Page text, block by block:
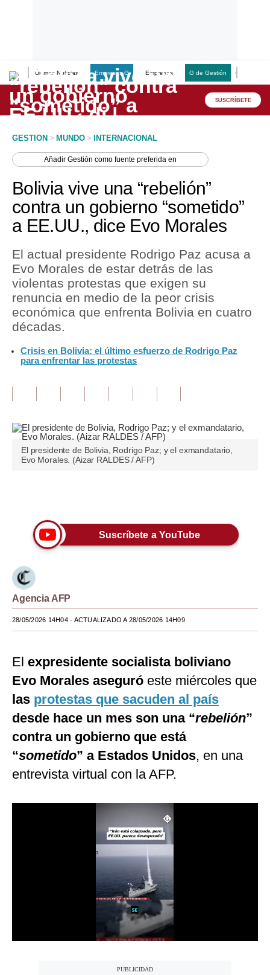
Últimas Noticias Empresas G Empresas G de Gestión
Lo último
Peru Quiosco
Economía
Mercados
Política
Finanzas Personales
Plus G
Opinión
Pregunta de hoy
Blogs
Viajes
Estilos
Mundo
EEUU
España
Internacional
Club del Suscriptor
Mix
SUSCRÍBETE
GESTION > MUNDO > INTERNACIONAL
AñadirGestión como fuente preferida en
Bolivia vive una “rebelión”
contra un gobierno “sometido”
a EE.UU., dice Evo Morales
El actual presidente Rodrigo Paz acusa a
Evo Morales de estar detrás de las
violentas protestas que exigen su
renuncia en medio de la peor crisis
económica que enfrenta Bolivia en cuatro
décadas.
Crisis en Bolivia: el último esfuerzo de Rodrigo Paz
para enfrentar las protestas
El presidente de Bolivia, Rodrigo Paz; y el exmandatario,
Evo Morales. (Aizar RALDES / AFP)
Suscríbete a YouTube
Agencia AFP
28/05/2026 14H04- ACTUALIZADO A 28/05/2026 14H09
El expresidente socialista boliviano
Evo Morales aseguró este miércoles que
las protestas que sacuden al país
desde hace un mes son una “rebelión”
contra un gobierno que está
“sometido” a Estados Unidos, en una
entrevista virtual con la AFP.